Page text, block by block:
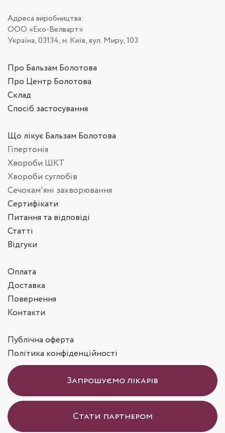
Адреса виробництва:
ООО «Еко-Велварт»
Україна, 03134, м. Київ, вул. Миру, 103
Про Бальзам Болотова
Про Центр Болотова
Склад
Спосіб застосування
Що лікує Бальзам Болотова
Гіпертонія
Хвороби ШКТ
Хвороби суглобів
Сечокам'яні захворювання
Сертифікати
Питання та відповіді
Статті
Відгуки
Оплата
Доставка
Повернення
Контакти
Публічна оферта
Політика конфіденційності
Запрошуємо лікарів
Стати партнером